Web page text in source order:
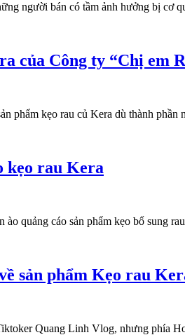
người bán có tầm ảnh hưởng bị cơ
của Công ty “Chị em
phẩm kẹo rau củ Kera dù thành
kẹo rau Kera
quảng cáo sản phẩm kẹo bổ sung
sản phẩm Kẹo rau
Quang Linh Vlog, nhưng phía